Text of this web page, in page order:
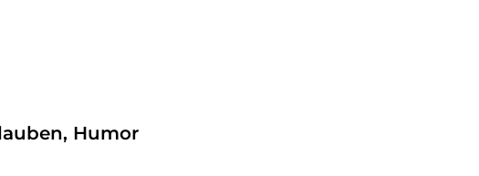
Humor